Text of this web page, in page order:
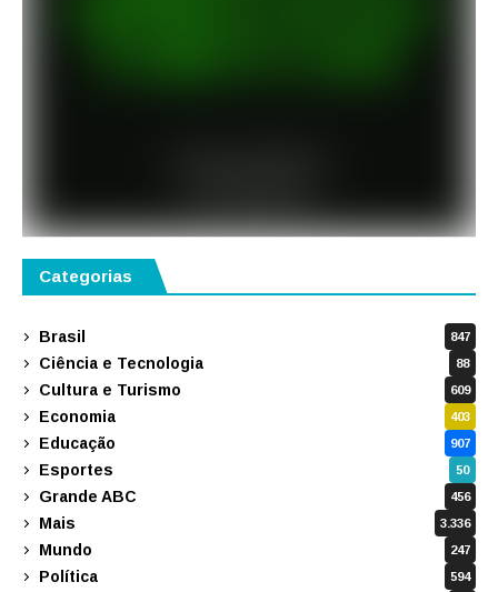
Categorias
Brasil 847
Ciência e Tecnologia 88
Cultura e Turismo 609
Economia 403
Educação 907
Esportes 50
Grande ABC 456
Mais 3.336
Mundo 247
Política 594